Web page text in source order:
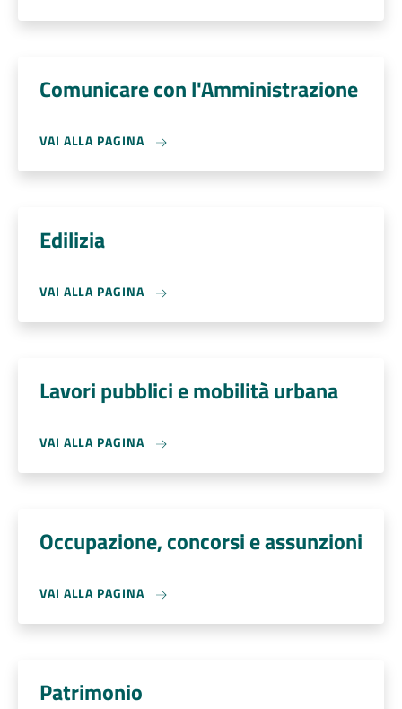
Comunicare con l'Amministrazione
VAI ALLA PAGINA
Edilizia
VAI ALLA PAGINA
Lavori pubblici e mobilità urbana
VAI ALLA PAGINA
Occupazione, concorsi e assunzioni
VAI ALLA PAGINA
Patrimonio